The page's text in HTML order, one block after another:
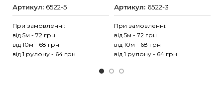
Артикул: 6522-5
При замовленні:
від 5м - 72 грн
від 10м - 68 грн
від 1 рулону - 64 грн
Артикул: 6522-3
При замовленні:
від 5м - 72 грн
від 10м - 68 грн
від 1 рулону - 64 грн